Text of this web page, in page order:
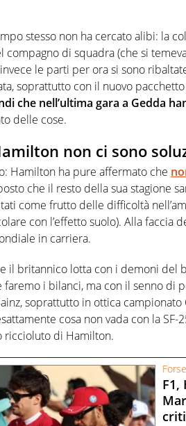
stesso non ha cercato alibi: la
compagno di squadra (che si
le parti per ora si sono
soprattutto con il nuovo
che nell’ultima gara a Gedda
delle cose.
non ci sono
Hamilton ha pure affermato che
che il resto della sua stagione
come frutto delle difficoltà
con l’effetto suolo). Alla faccia
in carriera.
il britannico lotta con i demoni del
faremo i bilanci, ma con il senno di
soprattutto in ottica
cosa non vada con la
riccioluto di Hamilton.
F1,